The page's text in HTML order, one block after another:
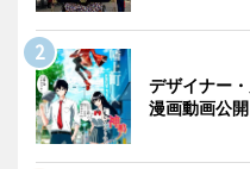
デザイナー
漫画動画公